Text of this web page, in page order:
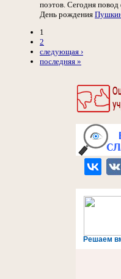
Решаем
поэтов. Сегодня
День рождения
1
2
следующая ›
последняя »